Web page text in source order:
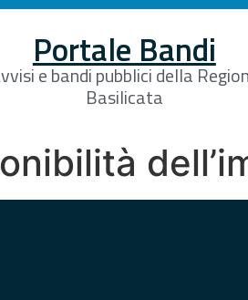
Portale Bandi
e bandi pubblici della
Basilicata